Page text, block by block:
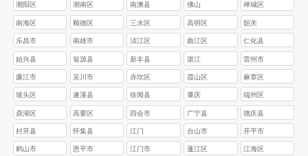
‌潮阳区 ‌潮南区 南澳县 佛山 禅城区
南海区 顺德区 三水区 高明区 韶关
乐昌市 南雄市 浈江区 ‌曲江区 ‌仁化县
始兴县 翁源县 ‌新丰县 湛江 雷州市‌
‌‌廉江市‌ ‌‌吴川市 赤坎区‌ ‌霞山区‌ ‌麻章区‌
‌坡头区‌ ‌遂溪县‌ ‌徐闻县 肇庆 ‌端州区
鼎湖区 高要区 四会市 广宁县 德庆县
封开县 怀集县 江门 台山市 开平市
鹤山市 恩平市 江门市 蓬江区 江海区